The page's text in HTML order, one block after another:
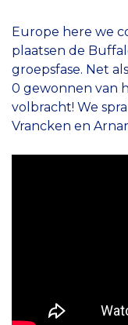
Europe here we
plaatsen de
groepsfase. Net
0 gewonnen van
volbracht! We
Vrancken en